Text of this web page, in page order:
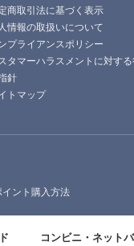
商取引法に基づく表示
情報の取扱いについて
プライアンスポリシー
タマーハラスメントに対す
針
トマップ
イント購入方法
コンビニ・ネット